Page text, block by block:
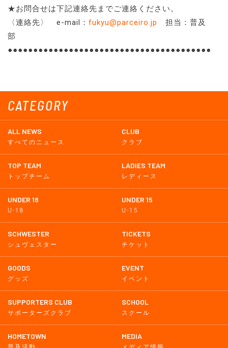
CATEGORY
ALL NEWS
すべてのニュース
CLUB
クラブ
TOP TEAM
トップチーム
LADIES TEAM
レディース
UNDER 18
U-18
UNDER 15
U-15
SCHWESTER
シュヴェスター
TICKETS
チケット
GOODS
グッズ
EVENT
イベント
SUPPORTERS CLUB
サポーターズクラブ
SCHOOL
スクール
HOMETOWN MEDIA
★お問合せは下記連絡先までご連絡ください。
〈連絡先〉 e-mail： fukyu@parceiro.jp
担当：普及
部
●●●●●●●●●●●●●●●●●●●●●●●●●●●●●●●●●●●●●●●●